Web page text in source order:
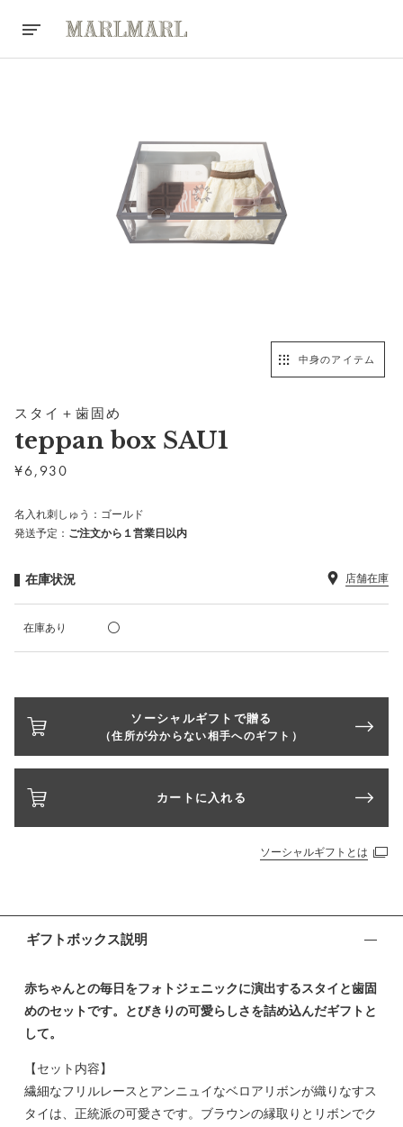
中身のアイテム
スタイ＋歯固め
teppan box SAU1
¥6,930
名入れ刺しゅう：ゴールド
発送予定： ご注文から１営業日以内
在庫状況 店舗在庫
在庫あり
ソーシャルギフトで贈る
（住所が分からない相手へのギフト）
カートに入れる
ソーシャルギフトとは
ギフトボックス説明
赤ちゃんとの毎日をフォトジェニックに演出するスタイと歯固
めのセットです。とびきりの可愛らしさを詰め込んだギフトと
して。
【セット内容】
繊細なフリルレースとアンニュイなベロアリボンが織りなすス
タイは、正統派の可愛さです。ブラウンの縁取りとリボンでク